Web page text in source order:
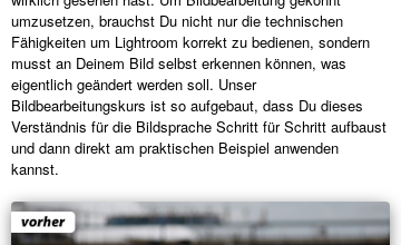
umzusetzen, brauchst Du nicht nur die technischen
Fähigkeiten um Lightroom korrekt zu bedienen, sondern
musst an Deinem Bild selbst erkennen können, was
eigentlich geändert werden soll. Unser
Bildbearbeitungskurs ist so aufgebaut, dass Du dieses
Verständnis für die Bildsprache Schritt für Schritt aufbaust
und dann direkt am praktischen Beispiel anwenden
kannst.